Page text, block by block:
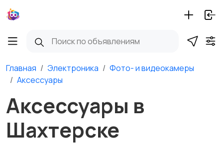
Главная Электроника
Фото- и видеокамеры
Аксессуары
Аксессуары в
Шахтерске